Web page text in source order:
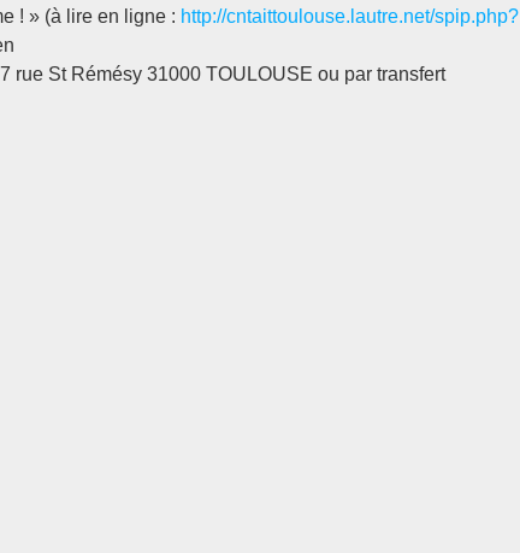
! » (à lire en ligne : http://cntaittoulouse.lautre.net/spip.php?
rue St Rémésy 31000 TOULOUSE ou par transfert